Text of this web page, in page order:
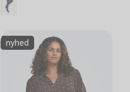
CarRaya
-
Skjorte
nyhed